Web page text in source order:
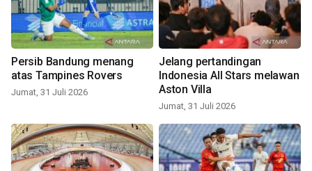
Persib Bandung menang
atas Tampines Rovers
Jumat, 31 Juli 2026
Jelang pertandingan
Indonesia All Stars melawan
Aston Villa
Jumat, 31 Juli 2026